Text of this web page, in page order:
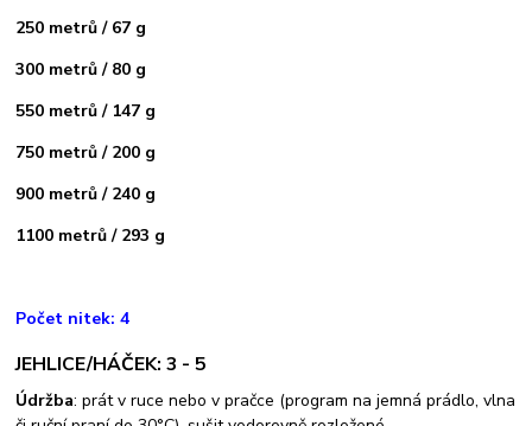
250 metrů / 67 g
300 metrů / 80 g
550 metrů / 147 g
750 metrů / 200 g
900 metrů / 240 g
1100 metrů / 293 g
Počet nitek: 4
JEHLICE/HÁČEK: 3 - 5
Údržba: prát v ruce nebo v pračce (program na jemná prádlo, vlna